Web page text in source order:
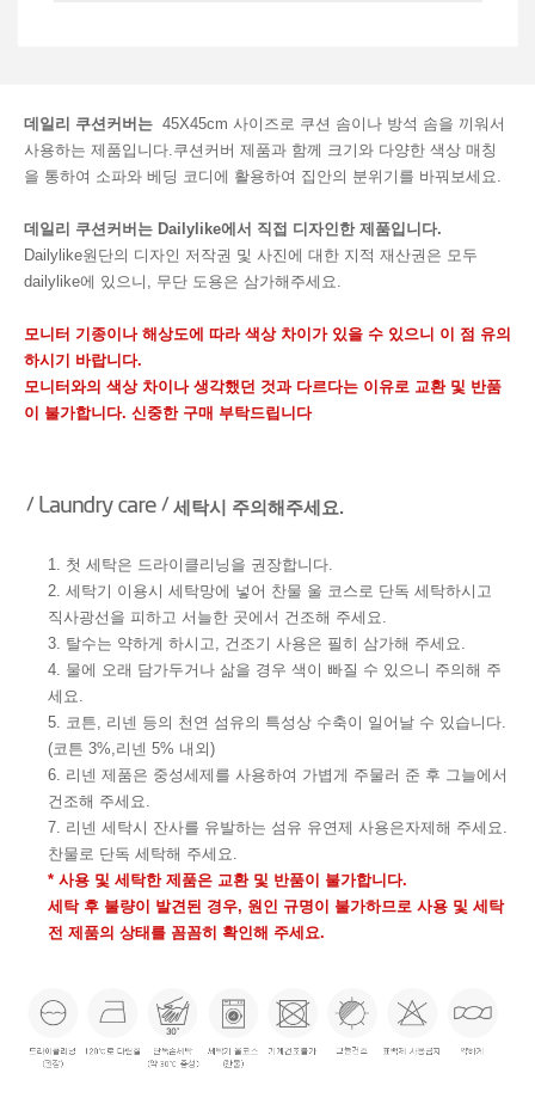
데일리 쿠션커버는 45X45cm 사이즈로 쿠션 솜이나 방석 솜을 끼워서
사용하는 제품입니다.쿠션커버 제품과 함께 크기와 다양한 색상 매칭
을 통하여 소파와 베딩 코디에 활용하여 집안의 분위기를 바꿔보세요.
데일리 쿠션커버는 Dailylike에서 직접 디자인한 제품입니다.
Dailylike원단의 디자인 저작권 및 사진에 대한 지적 재산권은 모두
dailylike에 있으니, 무단 도용은 삼가해주세요.
모니터 기종이나 해상도에 따라 색상 차이가 있을 수 있으니 이 점 유의
하시기 바랍니다.
모니터와의 색상 차이나 생각했던 것과 다르다는 이유로 교환 및 반품
이 불가합니다. 신중한 구매 부탁드립니다
세탁시 주의해주세요.
1. 첫 세탁은 드라이클리닝을 권장합니다.
2. 세탁기 이용시 세탁망에 넣어 찬물 울 코스로 단독 세탁하시고
직사광선을 피하고 서늘한 곳에서 건조해 주세요.
3. 탈수는 약하게 하시고, 건조기 사용은 필히 삼가해 주세요.
4. 물에 오래 담가두거나 삶을 경우 색이 빠질 수 있으니 주의해 주
세요.
5. 코튼, 리넨 등의 천연 섬유의 특성상 수축이 일어날 수 있습니다.
(코튼 3%,리넨 5% 내외)
6. 리넨 제품은 중성세제를 사용하여 가볍게 주물러 준 후 그늘에서
건조해 주세요.
7. 리넨 세탁시 잔사를 유발하는 섬유 유연제 사용은자제해 주세요.
찬물로 단독 세탁해 주세요.
* 사용 및 세탁한 제품은 교환 및 반품이 불가합니다.
세탁 후 불량이 발견된 경우, 원인 규명이 불가하므로 사용 및 세탁
전 제품의 상태를 꼼꼼히 확인해 주세요.